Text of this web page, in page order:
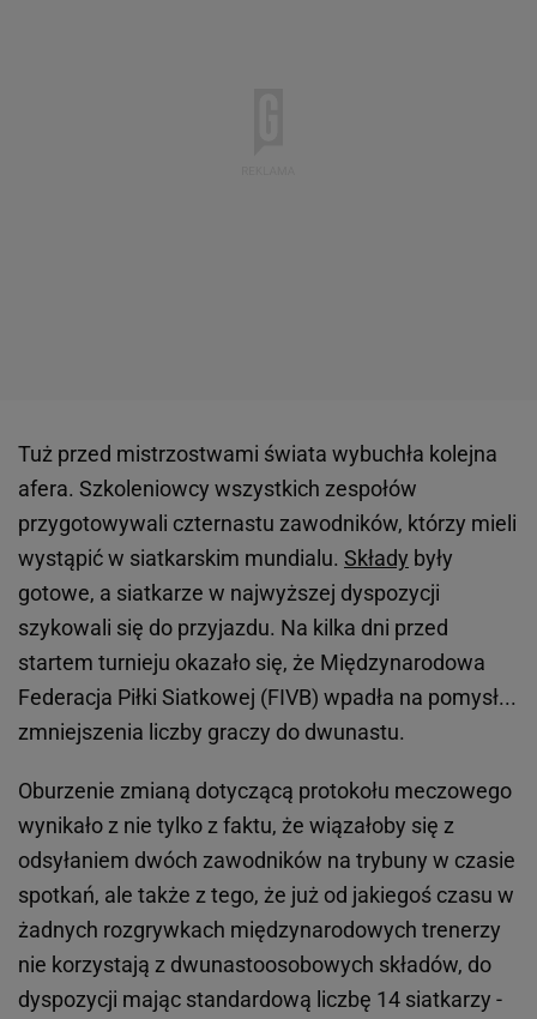
Tuż przed mistrzostwami świata wybuchła kolejna
afera. Szkoleniowcy wszystkich zespołów
przygotowywali czternastu zawodników, którzy mieli
wystąpić w siatkarskim mundialu. Składy były
gotowe, a siatkarze w najwyższej dyspozycji
szykowali się do przyjazdu. Na kilka dni przed
startem turnieju okazało się, że Międzynarodowa
Federacja Piłki Siatkowej (FIVB) wpadła na pomysł...
zmniejszenia liczby graczy do dwunastu.
Oburzenie zmianą dotyczącą protokołu meczowego
wynikało z nie tylko z faktu, że wiązałoby się z
odsyłaniem dwóch zawodników na trybuny w czasie
spotkań, ale także z tego, że już od jakiegoś czasu w
żadnych rozgrywkach międzynarodowych trenerzy
nie korzystają z dwunastoosobowych składów, do
dyspozycji mając standardową liczbę 14 siatkarzy -